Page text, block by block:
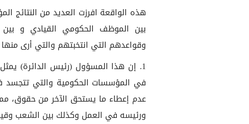
هذه الواقعة افرزت العديد من النتائج
بين الموظف الحكومي القيادي و بين
وقواعدهم التي انتخبتهم والتي أرى
1. إن هذا المسؤول (رئيس الدائرة)
في المؤسسات الحكومية والتي
عدم إعطاء ما يستحق الآخر من حقوق،
ورئيسه في العمل وكذلك بين الشعب